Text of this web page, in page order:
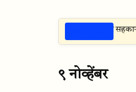
— थोर हायरडल व त्याच्या
९ नोव्हेंबर